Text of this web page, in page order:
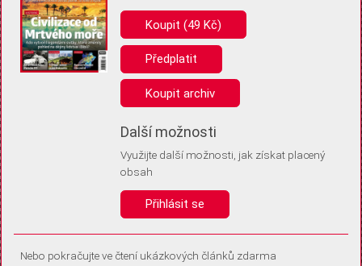
Pro základní fungování webu nepotřebujeme ukládat žádné informace
(tzv. cookies apod.). Rádi bychom vás ale požádali o souhlas s
uložením volitelných informací:
Anonymní unikátní ID
Díky němu příště poznáme, že se jedná o stejné zařízení, a
Identifikátor je zcela anonymní.
Vaše souhlasy a odmítnutí si ukládáme do vašeho zařízení, abychom se
vás už příště znovu neptali. Můžete je kdykoli později upravit ve Správě
Koupit (49 Kč)
Předplatit
Koupit archiv
Další možnosti
Využijte další možnosti, jak získat placený
obsah
Přihlásit se
Nebo pokračujte ve čtení ukázkových článků zdarma